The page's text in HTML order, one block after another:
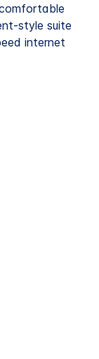
style suite
internet